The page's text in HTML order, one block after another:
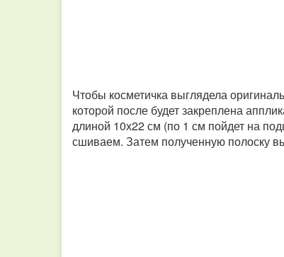
Чтобы косметичка выглядела
которой после будет закреплена
длиной 10х22 см (по 1 см пойдет на
сшиваем. Затем полученную полоску